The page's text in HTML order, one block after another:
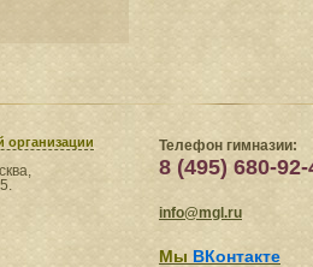
организации Телефон гимназии:
8 (495) 680-92-
info@mgl.ru
Мы ВКонтакте